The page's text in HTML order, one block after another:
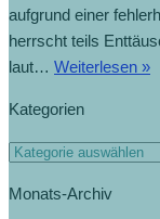
aufgrund einer
herrscht teils
laut… Weiterlesen »
Kategorien
Monats-Archiv